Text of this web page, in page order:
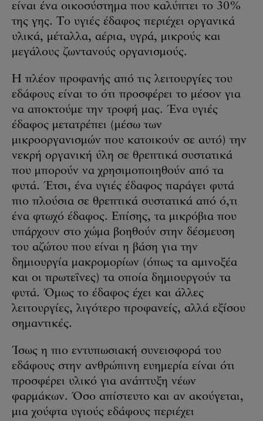
είναι ένα οικοσύστημα που καλύπτει το 30%
της γης. Το υγιές έδαφος περιέχει οργανικά
υλικά, μέταλλα, αέρια, υγρά, μικρούς και
μεγάλους ζωντανούς οργανισμούς.
Η πλέον προφανής από τις λειτουργίες του
εδάφους είναι το ότι προσφέρει το μέσον για
να αποκτούμε την τροφή μας. Ένα υγιές
έδαφος μετατρέπει (μέσω των
μικροοργανισμών που κατοικούν σε αυτό) την
νεκρή οργανική ύλη σε θρεπτικά συστατικά
που μπορούν να χρησιμοποιηθούν από τα
φυτά. Έτσι, ένα υγιές έδαφος παράγει φυτά
πιο πλούσια σε θρεπτικά συστατικά από ό,τι
ένα φτωχό έδαφος. Επίσης, τα μικρόβια που
υπάρχουν στο χώμα βοηθούν στην δέσμευση
του αζώτου που είναι η βάση για την
δημιουργία μακρομορίων (όπως τα αμινοξέα
και οι πρωτεΐνες) τα οποία δημιουργούν τα
φυτά. Όμως το έδαφος έχει και άλλες
λειτουργίες, λιγότερο προφανείς, αλλά εξίσου
σημαντικές.
Ίσως η πιο εντυπωσιακή συνεισφορά του
εδάφους στην ανθρώπινη ευημερία είναι ότι
προσφέρει υλικό για ανάπτυξη νέων
φαρμάκων. Όσο απίστευτο και αν ακούγεται,
μια χούφτα υγιούς εδάφους περιέχει